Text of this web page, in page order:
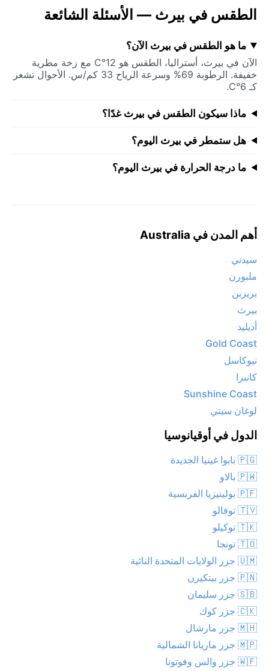
الطقس في بيرث — الأسئلة الشائعة
ما هو الطقس في بيرث الآن؟
الآن في بيرث، أستراليا، الطقس هو 12°C مع زخة مطرية
خفيفة. الرطوبة 69% وسرعة الرياح 33 كم/س. الأحوال تشعر
كـ 6°C.
ماذا سيكون الطقس في بيرث غدًا؟
هل ستمطر في بيرث اليوم؟
ما درجة الحرارة في بيرث اليوم؟
أهم المدن في Australia
سيدني
ملبورن
بريزبن
بيرث
أديليد
Gold Coast
نيوكاسل
كانبرا
Sunshine Coast
لوغان سيتي
الدول في أوقيانوسيا
🇵🇬 بابوا غينيا الجديدة
🇵🇼 بالاو
🇵🇫 بولينيزيا الفرنسية
🇹🇻 توفالو
🇹🇰 توكيلو
🇹🇴 تونجا
🇺🇲 جزر الولايات المتحدة النائية
🇵🇳 جزر بيتكيرن
🇸🇧 جزر سليمان
🇨🇰 جزر كوك
🇲🇭 جزر مارشال
🇲🇵 جزر ماريانا الشمالية
🇼🇫 جزر والس وفوتونا